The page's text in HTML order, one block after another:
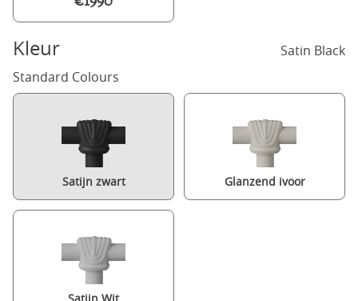
Kleur
Satin Black
Standard Colours
Satijn zwart Glanzend ivoor